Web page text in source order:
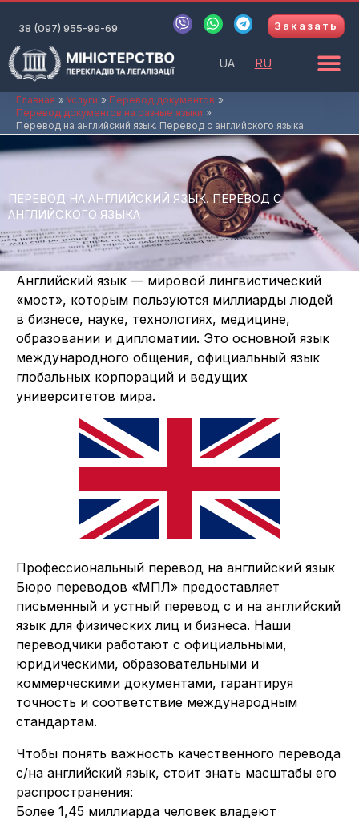
содержимому
38 (097) 955-99-69
V
i
W
h
a
p
T
e
r
Заказать
UA RU
Главная Услуги
Перевод документов
Перевод документов на разные языки
Перевод на английский язык. Перевод с английского языка
ПЕРЕВОД НА АНГЛИЙСКИЙ ЯЗЫК. ПЕРЕВОД С
АНГЛИЙСКОГО ЯЗЫКА
Английский язык — мировой лингвистический
«мост», которым пользуются миллиарды людей
в бизнесе, науке, технологиях, медицине,
образовании и дипломатии. Это основной язык
международного общения, официальный язык
глобальных корпораций и ведущих
университетов мира.
Профессиональный перевод на английский язык
Бюро переводов «МПЛ» предоставляет
письменный и устный перевод с и на английский
язык для физических лиц и бизнеса. Наши
переводчики работают с официальными,
юридическими, образовательными и
коммерческими документами, гарантируя
точность и соответствие международным
стандартам.
Чтобы понять важность качественного перевода
с/на английский язык, стоит знать масштабы его
распространения:
Более 1,45 миллиарда человек владеют